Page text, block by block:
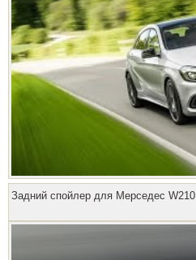
Задний спойлер для Мерседес W210